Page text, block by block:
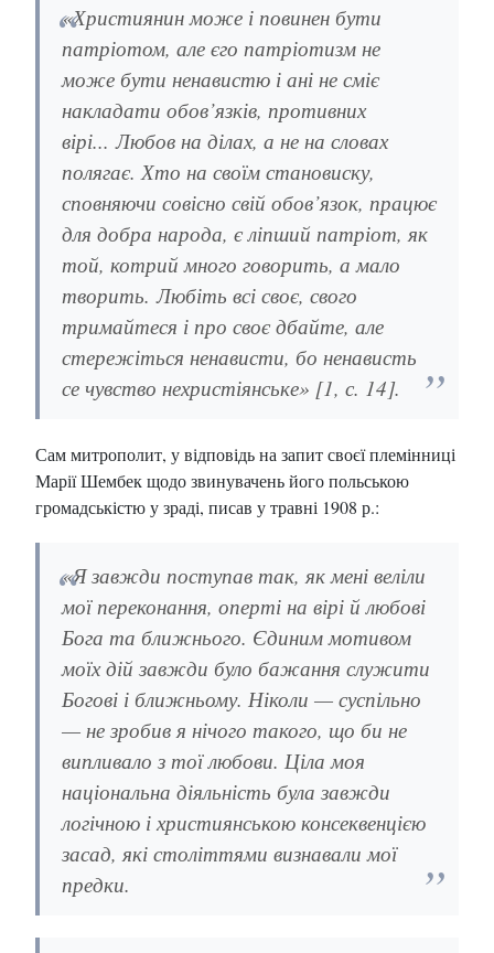
«Християнин може і повинен бути
патріотом, але єго патріотизм не
може бути ненавистю і ані не сміє
накладати обов’язків, противних
вірі... Любов на ділах, а не на словах
полягає. Хто на своїм становиску,
сповняючи совісно свій обов’язок, працює
для добра народа, є ліпший патріот, як
той, котрий много говорить, а мало
творить. Любіть всі своє, свого
тримайтеся і про своє дбайте, але
стережіться ненависти, бо ненависть
се чувство нехристіянське» [1, с. 14].
Сам митрополит, у відповідь на запит своєї племінниці
Марії Шембек щодо звинувачень його польською
громадськістю у зраді, писав у травні 1908 р.:
«Я завжди поступав так, як мені веліли
мої переконання, оперті на вірі й любові
Бога та ближнього. Єдиним мотивом
моїх дій завжди було бажання служити
Богові і ближньому. Ніколи — суспільно
— не зробив я нічого такого, що би не
випливало з тої любови. Ціла моя
національна діяльність була завжди
логічною і християнською консеквенцією
засад, які століттями визнавали мої
предки.